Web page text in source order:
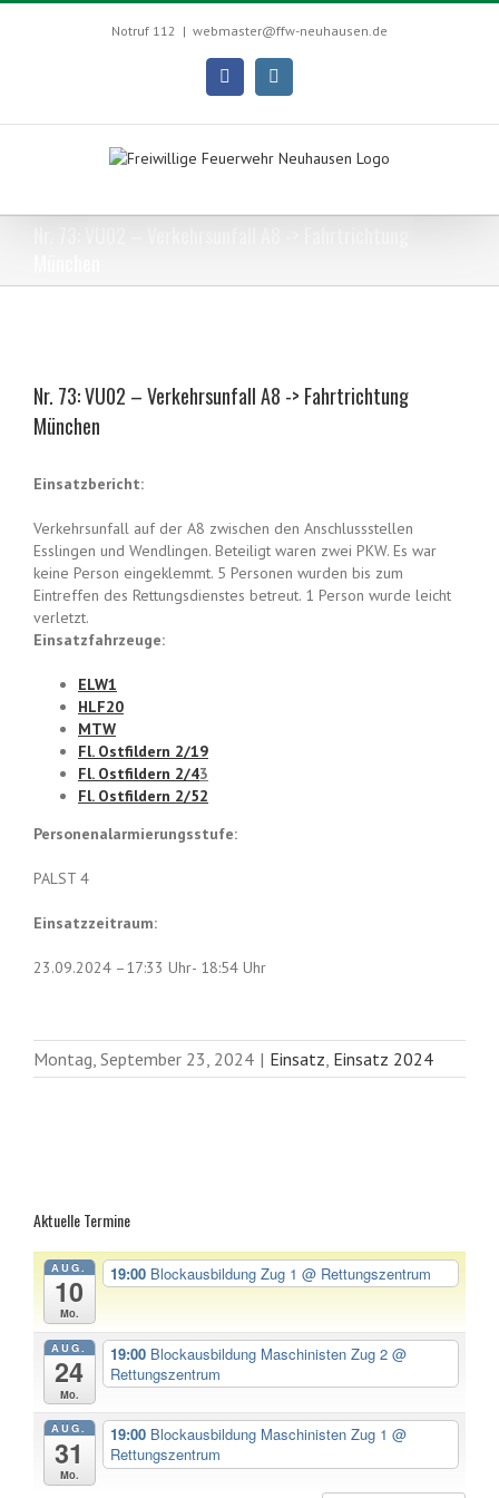
Skip
Notruf 112 | webmaster@ffw-neuhausen.de
Facebook
Image
Nr. 73: VU02 – Verkehrsunfall A8 -> Fahrtrichtung
München
Einsatzbericht:
Verkehrsunfall auf der A8 zwischen den Anschlussstellen
Esslingen und Wendlingen. Beteiligt waren zwei PKW. Es war
keine Person eingeklemmt. 5 Personen wurden bis zum
Eintreffen des Rettungsdienstes betreut. 1 Person wurde leicht
verletzt.
Einsatzfahrzeuge:
ELW1
HLF20
MTW
Fl. Ostfildern 2/19
Fl. Ostfildern 2/43
Fl. Ostfildern 2/52
Personenalarmierungsstufe:
PALST 4
Einsatzzeitraum:
23.09.2024 –17:33 Uhr- 18:54 Uhr
Montag, September 23, 2024 | Einsatz, Einsatz 2024
Aktuelle Termine
AUG.
10
Mo.
19:00 Blockausbildung Zug 1 @ Rettungszentrum
AUG.
24
Mo.
19:00 Blockausbildung Maschinisten Zug 2 @
Rettungszentrum
AUG.
31
Mo.
19:00 Blockausbildung Maschinisten Zug 1 @
Rettungszentrum